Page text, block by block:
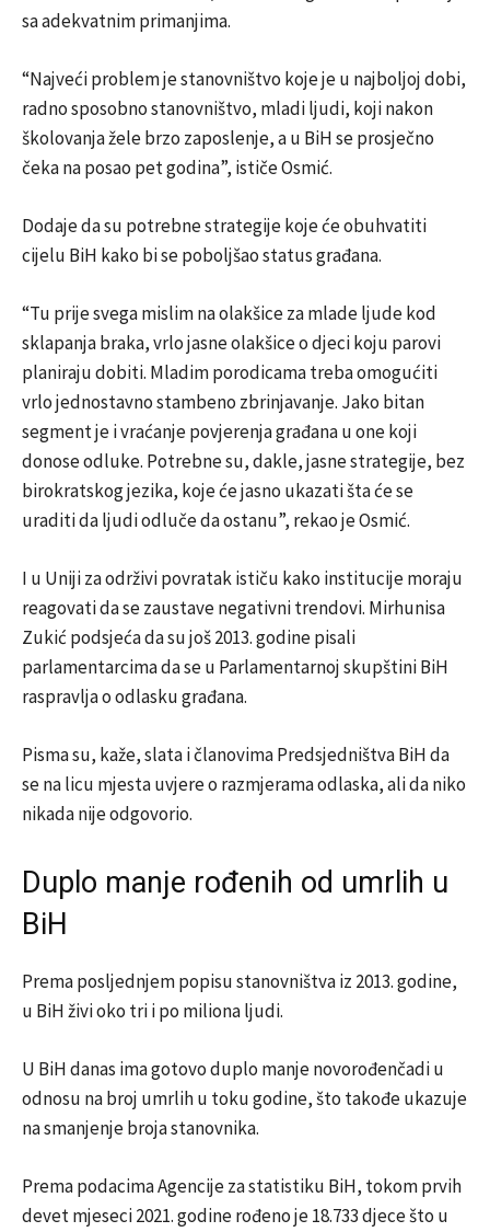
sa adekvatnim primanjima.
“Najveći problem je stanovništvo koje je u najboljoj dobi,
radno sposobno stanovništvo, mladi ljudi, koji nakon
školovanja žele brzo zaposlenje, a u BiH se prosječno
čeka na posao pet godina”, ističe Osmić.
Dodaje da su potrebne strategije koje će obuhvatiti
cijelu BiH kako bi se poboljšao status građana.
“Tu prije svega mislim na olakšice za mlade ljude kod
sklapanja braka, vrlo jasne olakšice o djeci koju parovi
planiraju dobiti. Mladim porodicama treba omogućiti
vrlo jednostavno stambeno zbrinjavanje. Jako bitan
segment je i vraćanje povjerenja građana u one koji
donose odluke. Potrebne su, dakle, jasne strategije, bez
birokratskog jezika, koje će jasno ukazati šta će se
uraditi da ljudi odluče da ostanu”, rekao je Osmić.
I u Uniji za održivi povratak ističu kako institucije moraju
reagovati da se zaustave negativni trendovi. Mirhunisa
Zukić podsjeća da su još 2013. godine pisali
parlamentarcima da se u Parlamentarnoj skupštini BiH
raspravlja o odlasku građana.
Pisma su, kaže, slata i članovima Predsjedništva BiH da
se na licu mjesta uvjere o razmjerama odlaska, ali da niko
nikada nije odgovorio.
Duplo manje rođenih od umrlih u
BiH
Prema posljednjem popisu stanovništva iz 2013. godine,
u BiH živi oko tri i po miliona ljudi.
U BiH danas ima gotovo duplo manje novorođenčadi u
odnosu na broj umrlih u toku godine, što takođe ukazuje
na smanjenje broja stanovnika.
Prema podacima Agencije za statistiku BiH, tokom prvih
devet mjeseci 2021. godine rođeno je 18.733 djece što u